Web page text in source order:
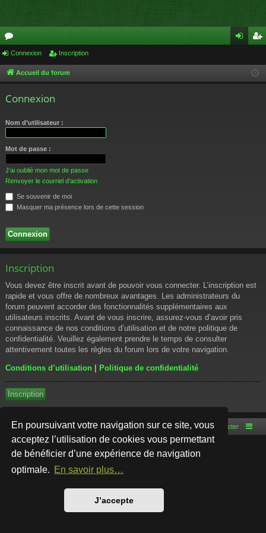
En poursuivant votre navigation sur ce site, vous
acceptez l’utilisation de cookies vous permettant
de bénéficier d’une expérience de navigation
optimale. En savoir plus…
J’accepte
or
u cri
Connexion Inscription
Accueil du forum
Connexion
Nom d’utilisateur :
Mot de passe :
J’ai oublié mon mot de passe
Renvoyer le courriel d’activation
Se souvenir de moi
Masquer ma présence lors de cette session
Inscription
Vous devez être inscrit avant de pouvoir vous connecter. L’inscription est
rapide et vous offre de nombreux avantages. Les administrateurs du
forum peuvent accorder des fonctionnalités supplémentaires aux
utilisateurs inscrits. Avant de vous inscrire, assurez-vous d’avoir pris
connaissance de nos conditions d’utilisation et de notre politique de
confidentialité. Veuillez également prendre le temps de consulter
attentivement toutes les règles du forum lors de votre navigation.
Conditions d’utilisation | Politique de confidentialité
Inscription
Accueil du forum Nous contacter
Développé parphpBB® Forum Software © phpBB Limited
Style par
Traduction française officielle